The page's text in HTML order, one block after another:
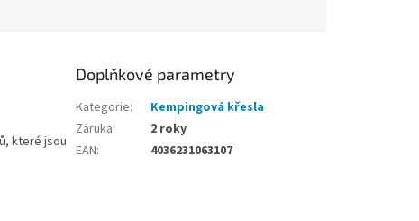
které jsou
Doplňkové parametry
Kategorie:
Kempingová křesla
Záruka:
2 roky
EAN: 4036231063107